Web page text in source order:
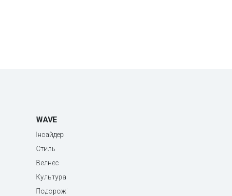
WAVE
Інсайдер
Стиль
Велнес
Культура
Подорожі